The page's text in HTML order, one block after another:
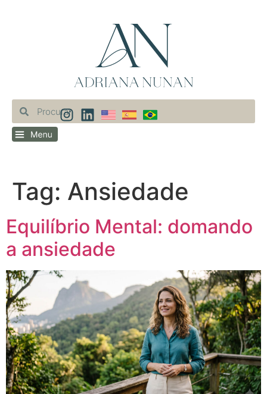
Tag: Ansiedade
Equilíbrio Mental: domando
a ansiedade